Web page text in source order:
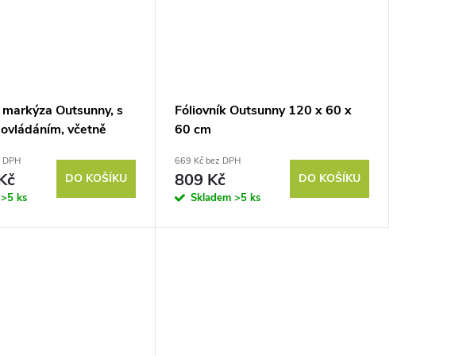
Outsunny, s
včetně
3 x 2,5 m
>5 ks
DO KOŠÍKU
Fóliovník Outsunny 120 x 60 x
60 cm
669 Kč bez DPH
809 Kč
Skladem >5 ks
DO KOŠÍKU